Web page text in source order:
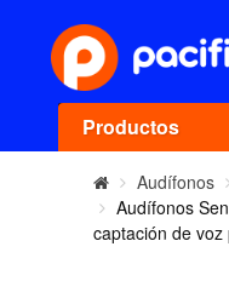
Productos
Audífonos
Audífonos
captación de